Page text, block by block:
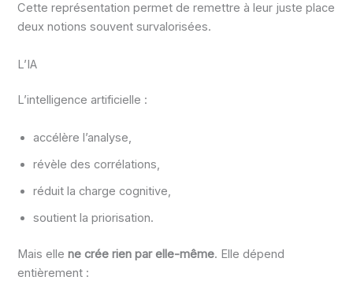
Cette représentation permet de remettre à leur juste place
deux notions souvent survalorisées.
L’IA
L’intelligence artificielle :
accélère l’analyse,
révèle des corrélations,
réduit la charge cognitive,
soutient la priorisation.
Mais ellene crée rien par elle-même. Elle dépend
entièrement :